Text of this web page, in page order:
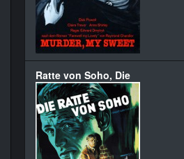
Ratte von Soho, Die